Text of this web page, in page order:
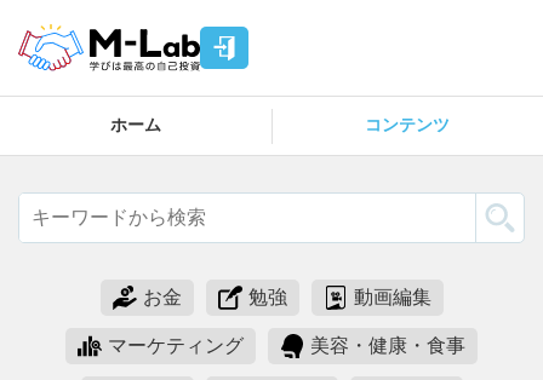
ホーム コンテンツ
お金 勉強 動画編集
マーケティング 美容・健康・食事